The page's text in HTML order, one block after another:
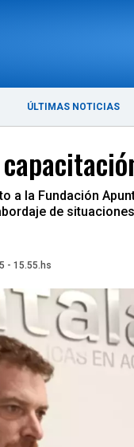
ÚLTIMAS NOTICIAS
a la Fundación
de
- 15.55.hs